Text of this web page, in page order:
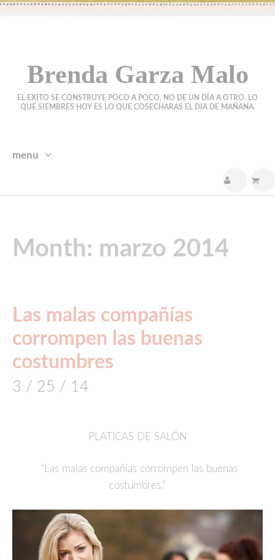
Brenda Garza Malo
EL EXITO SE CONSTRUYE POCO A POCO, NO DE UN DÍA A OTRO. LO
QUE SIEMBRES HOY ES LO QUE COSECHARAS EL DIA DE MAÑANA.
menu
Month: marzo 2014
Las malas compañías
corrompen las buenas
costumbres
3 / 25 / 14
PLATICAS DE SALÓN
“Las malas compañías corrompen las buenas
costumbres.”